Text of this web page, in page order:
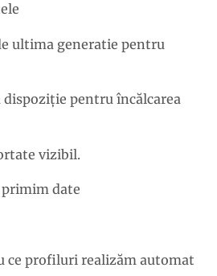
ultima generatie pentru
dispoziție pentru încălcarea
vizibil.
date
ce profiluri realizăm automat